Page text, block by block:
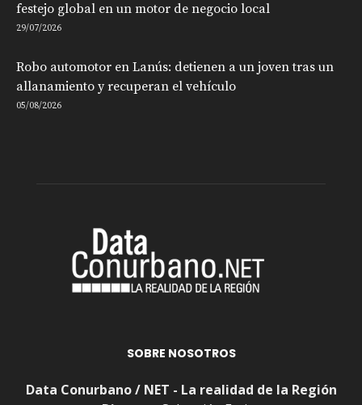
festejo global en un motor de negocio local
29/07/2026
Robo automotor en Lanús: detienen a un joven tras un
allanamiento y recuperan el vehículo
05/08/2026
SOBRE NOSOTROS
Data Conurbano / NET - La realidad de la Región